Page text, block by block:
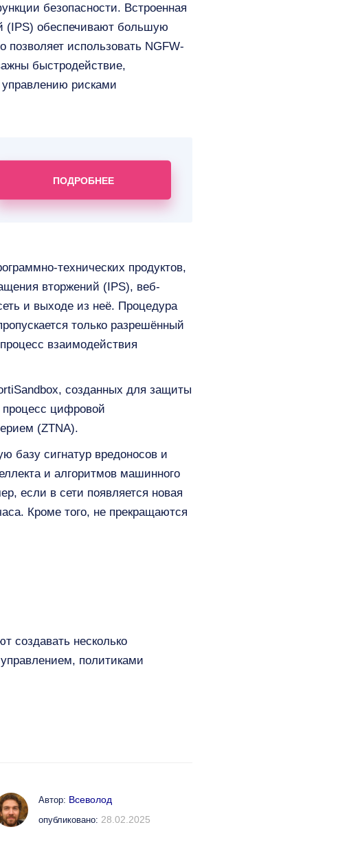
безопасности. Встроенная
(IPS) обеспечивают большую
использовать NGFW-
быстродействие,
рисками
ПОДРОБНЕЕ
технических продуктов,
вторжений (IPS), веб-
и выходе из неё. Процедура
только разрешённый
взаимодействия
созданных для защиты
процесс цифровой
(ZTNA).
базу сигнатур вредоносов и
и алгоритмов машинного
если в сети появляется новая
Кроме того, не прекращаются
создавать несколько
политиками
Автор: Всеволод
опубликовано: 28.02.2025